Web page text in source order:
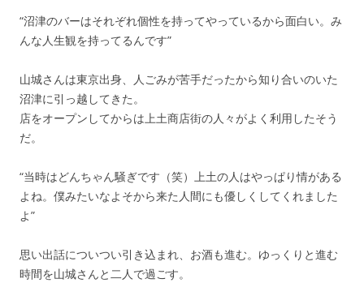
“沼津のバーはそれぞれ個性を持ってやっているから面白い。み
んな人生観を持ってるんです”
山城さんは東京出身、人ごみが苦手だったから知り合いのいた
沼津に引っ越してきた。
店をオープンしてからは上土商店街の人々がよく利用したそう
だ。
“当時はどんちゃん騒ぎです（笑）上土の人はやっぱり情がある
よね。僕みたいなよそから来た人間にも優しくしてくれました
よ”
思い出話についつい引き込まれ、お酒も進む。ゆっくりと進む
時間を山城さんと二人で過ごす。